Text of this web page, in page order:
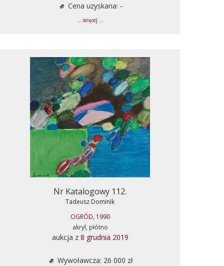
Cena uzyskana: -
... więcej ...
Nr Katalogowy 112.
Tadeusz Dominik
OGRÓD, 1990
akryl, płótno
aukcja z 8 grudnia 2019
Wywoławcza: 26 000 zł